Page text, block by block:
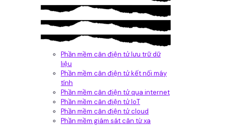
Phần mềm cân điện tử lưu trữ dữ
liệu
Phần mềm cân điện tử kết nối máy
tính
Phần mềm cân điện tử qua internet
Phần mềm cân điện tử IoT
Phần mềm cân điện tử cloud
Phần mềm giám sát cân từ xa